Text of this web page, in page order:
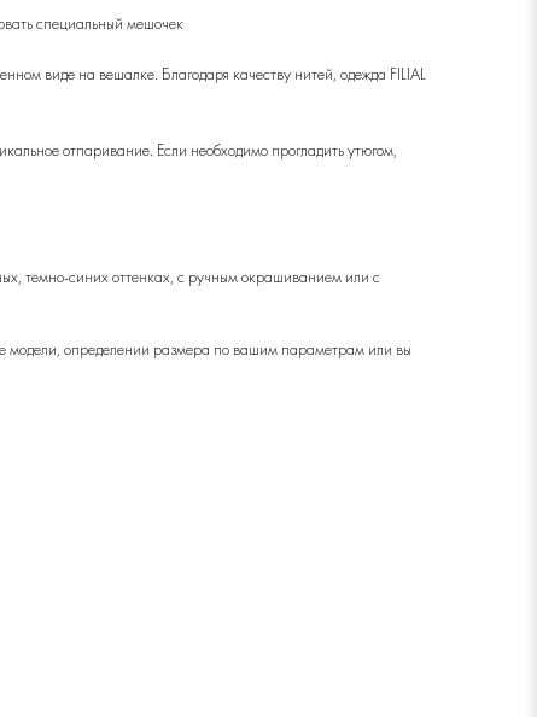
специальный мешочек
виде на вешалке. Благодаря качеству нитей, одежда FILIAL
отпаривание. Если необходимо прогладить утюгом,
темно-синих оттенках, с ручным окрашиванием или с
модели, определении размера по вашим параметрам или вы